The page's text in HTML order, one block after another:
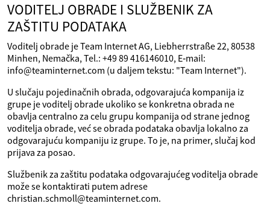
VODITELJ OBRADE I SLUŽBENIK ZA
ZAŠTITU PODATAKA
Voditelj obrade je Team Internet AG, Liebherrstraße 22, 80538
Minhen, Nemačka, Tel.: +49 89 416146010, E‑mail:
info@teaminternet.com (u daljem tekstu: "Team Internet").
U slučaju pojedinačnih obrada, odgovarajuća kompanija iz
grupe je voditelj obrade ukoliko se konkretna obrada ne
obavlja centralno za celu grupu kompanija od strane jednog
voditelja obrade, već se obrada podataka obavlja lokalno za
odgovarajuću kompaniju iz grupe. To je, na primer, slučaj kod
prijava za posao.
Službenik za zaštitu podataka odgovarajućeg voditelja obrade
može se kontaktirati putem adrese
christian.schmoll@teaminternet.com.